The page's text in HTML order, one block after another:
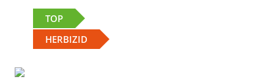
TOP
HERBIZID